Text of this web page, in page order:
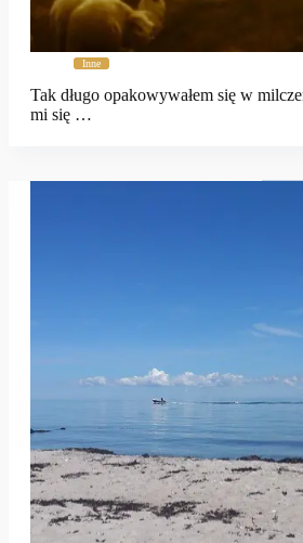
Inne
Tak długo opakowywałem się w
mi się …